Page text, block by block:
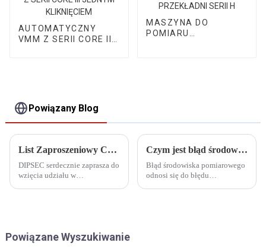
AUTOMATYCZNY
VMM Z SERII CORE III
MASZYNA DO
POMIARU
Powiązany Blog
List Zaproszeniowy CIMT
DIPSEC serdecznie zaprasza do
wzięcia udziału w
Czym jest błąd środowiskowy pomiaru
Błąd środowiska pomiarowego
odnosi się do błędu
Powiązane Wyszukiwanie